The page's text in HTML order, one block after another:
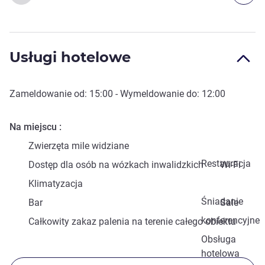
Usługi hotelowe
Zameldowanie od: 15:00 - Wymeldowanie do: 12:00
Na miejscu
Zwierzęta mile widziane
Restauracja
Dostęp dla osób na wózkach inwalidzkich
Wi-Fi
Klimatyzacja
Śniadanie
Bar
Sale
konferencyjne
Całkowity zakaz palenia na terenie całego obiektu
Obsługa
hotelowa